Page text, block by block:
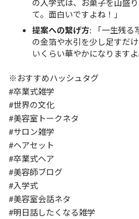
の入学式は、お菓子を山盛
て。面白いですよね！」
提案への繋げ方: 「一生残る
の金箔や水引を少し足すだ
いくらい華やかになります
※おすすめハッシュタグ
#卒業式雑学
#世界の文化
#美容室トークネタ
#サロン雑学
#ヘアセット
#卒業式ヘア
#美容師ブログ
#入学式
#美容室会話ネタ
#明日話したくなる雑学